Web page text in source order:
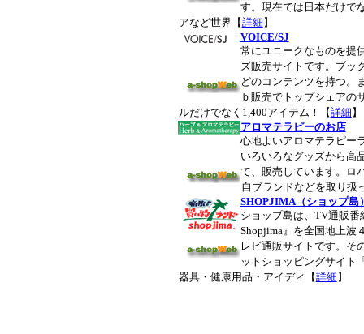
す。現在では日本だけで
アなど世界【詳細 】
VOICE/SJ
常にユニークなものを提
ズ販売サイトです。ブッ
どのコンテンツを持つ。
ｂ販売でトップシェアの
ルだけでなく1,400アイテム！【詳細 】
アロマテラピーのお店
心地よいアロマテラピー
いろいろなグッズから高
て、販売しています。ロ
自ブランドなどを取り扱
SHOPJIMA（ショップ島
ショップ島は、TV通販
Shopjima』を全国地上波
レビ通販サイトです。そ
ットショッピングサイト
器具・健康用品・アイディ【詳細 】